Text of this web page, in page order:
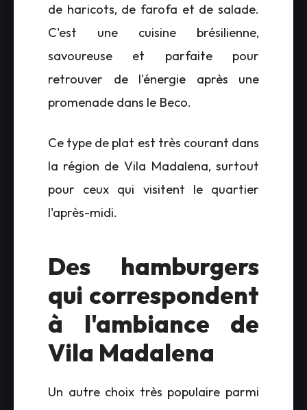
de haricots, de farofa et de salade.
C'est une cuisine brésilienne,
savoureuse et parfaite pour
retrouver de l'énergie après une
promenade dans le Beco.
Ce type de plat est très courant dans
la région de Vila Madalena, surtout
pour ceux qui visitent le quartier
l'après-midi.
Des hamburgers
qui correspondent
à l'ambiance de
Vila Madalena
Un autre choix très populaire parmi